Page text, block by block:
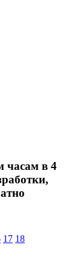
часам в 4
17 18